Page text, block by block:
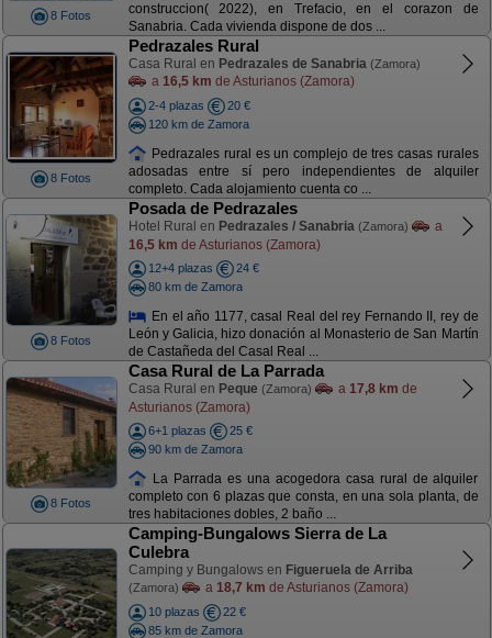
8 Fotos
construccion( 2022), en Trefacio, en el corazon de
Sanabria. Cada vivienda dispone de dos ...
8 Fotos
Pedrazales Rural
Casa Rural en Pedrazales de Sanabria (Zamora)
a 16,5 km de Asturianos (Zamora)
2-4 plazas
20 €
120 km de Zamora
Pedrazales rural es un complejo de tres casas rurales
adosadas entre sí pero independientes de alquiler
completo. Cada alojamiento cuenta co ...
8 Fotos
Posada de Pedrazales
Hotel Rural en Pedrazales / Sanabria (Zamora)
a
16,5 km de Asturianos (Zamora)
12+4 plazas
24 €
80 km de Zamora
En el año 1177, casal Real del rey Fernando II, rey de
León y Galicia, hizo donación al Monasterio de San Martín
de Castañeda del Casal Real ...
8 Fotos
Casa Rural de La Parrada
Casa Rural en Peque (Zamora) a 17,8 km de
Asturianos (Zamora)
6+1 plazas
25 €
90 km de Zamora
La Parrada es una acogedora casa rural de alquiler
completo con 6 plazas que consta, en una sola planta, de
tres habitaciones dobles, 2 baño ...
Camping-Bungalows Sierra de La
Culebra
Camping y Bungalows en Figueruela de Arriba
(Zamora) a 18,7 km de Asturianos (Zamora)
10 plazas
22 €
85 km de Zamora